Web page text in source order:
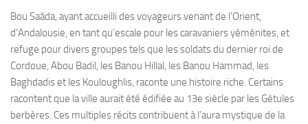
Bou Saâda, ayant accueilli des voyageurs venant de l’Orient,
d’Andalousie, en tant qu’escale pour les caravaniers yéménites, et
refuge pour divers groupes tels que les soldats du dernier roi de
Cordoue, Abou Badil, les Banou Hillal, les Banou Hammad, les
Baghdadis et les Kouloughlis, raconte une histoire riche. Certains
racontent que la ville aurait été édifiée au 13e siècle par les Gétules
berbères. Ces multiples récits contribuent à l’aura mystique de la